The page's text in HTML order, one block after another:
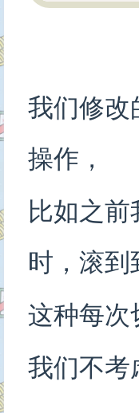
</
<div
</
</
我们修
操作，
比如之
时，滚
这种每次
我们不考